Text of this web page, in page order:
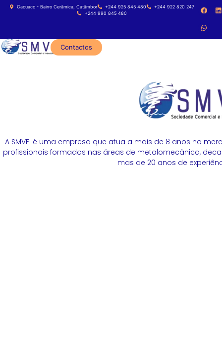
Cacuaco - Bairro Cerâmica, Catâmbor +244 925 845 480
+244 922 820 247
+244 990 845 480
Contactos
A SMVF: é uma empresa que atua a mais de 8 anos no
profissionais formados nas áreas de metalomecânica,
mas de 20 anos de